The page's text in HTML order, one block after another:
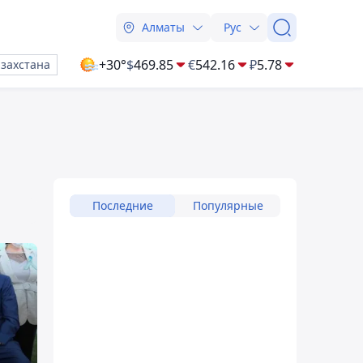
Алматы Рус
+30°$469.85 €542.16 ₽5.78
Последние Популярные